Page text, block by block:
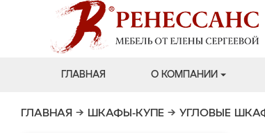
ГЛАВНАЯ О КОМПАНИИ
ГЛАВНАЯ → ШКАФЫ-КУПЕ → УГЛОВЫЕ